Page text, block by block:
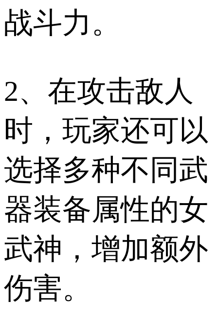
战斗力。
2、在攻击敌人
时，玩家还可以
选择多种不同武
器装备属性的女
武神，增加额外
伤害。